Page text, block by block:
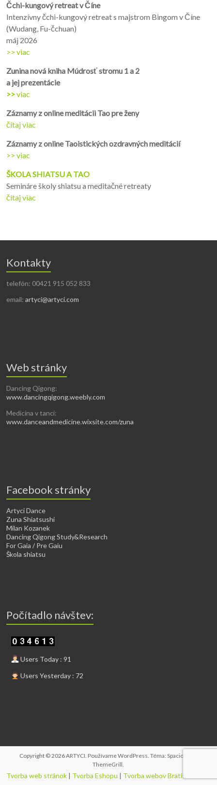
Čchi-kungový retreat v Číne
Intenzívny čchi-kungový retreat s majstrom Bingom v Číne
(Wudang, Fu-čchuan)
máj 2026
>> viac
Zunina nová kniha Múdrosť stromu 1 a 2
a jej prezentácie
>>viac
Záznamy z online meditácii Tao pre ženy
čítaj viac
Záznamy z online Taoistických ozdravných meditácií
>> viac
ŠKOLA SHIATSU A TAO
Semináre školy shiatsu a meditačné retreaty
čítaj viac
Kontakty
telefón: 00421 915 052 833
email:artyci@artyci.com
Web stránky
Dancing Qigong:
www.dancingqigong.weebly.com
Medicína v tanci:
www.danceandmedicine.wixsite.com/zuna
Facebook stránky
Artyci Dance
Zuna Shiatsushi
Milan Kozanek
Dancing Qigong Study&Research
For Gaia / Pre Gaiu
Škola shiatsu
Počítadlo návštev:
Users Today : 91
Users Yesterday : 72
Copyright © 2026ARTYCI. PoužívameWordPress. Téma: Spacious od
ThemeGrill.
Tvorba web stránok | Tvorba Eshopu | Tvorba webov Bratislava